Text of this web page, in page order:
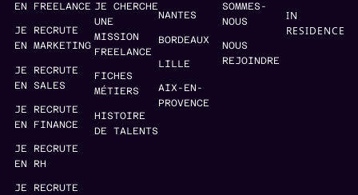
EN FREELANCE
JE RECRUTE
EN MARKETING
JE RECRUTE
EN SALES
JE RECRUTE
EN FINANCE
JE RECRUTE
EN RH
JE RECRUTE
JE CHERCHE
UNE
MISSION
FREELANCE
FICHES
MÉTIERS
HISTOIRE
DE TALENTS
NANTES
BORDEAUX
LILLE
AIX-EN-
PROVENCE
SOMMES-
NOUS
NOUS
REJOINDRE
IN
RESIDENCE